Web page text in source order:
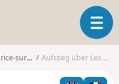
T
o
l
Dargoire Aufstieg über Les Bozançons